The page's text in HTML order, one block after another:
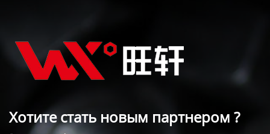
Хотите стать новым партнером ?